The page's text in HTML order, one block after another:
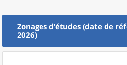
Zonages d’études (date de
2026)